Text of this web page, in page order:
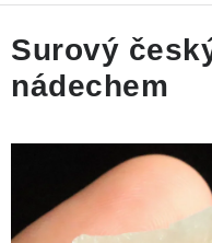
KAMENY ZE SVĚTA
BROUŠENÉ
SLEVY
ÚČINKY
Surový
nádechem